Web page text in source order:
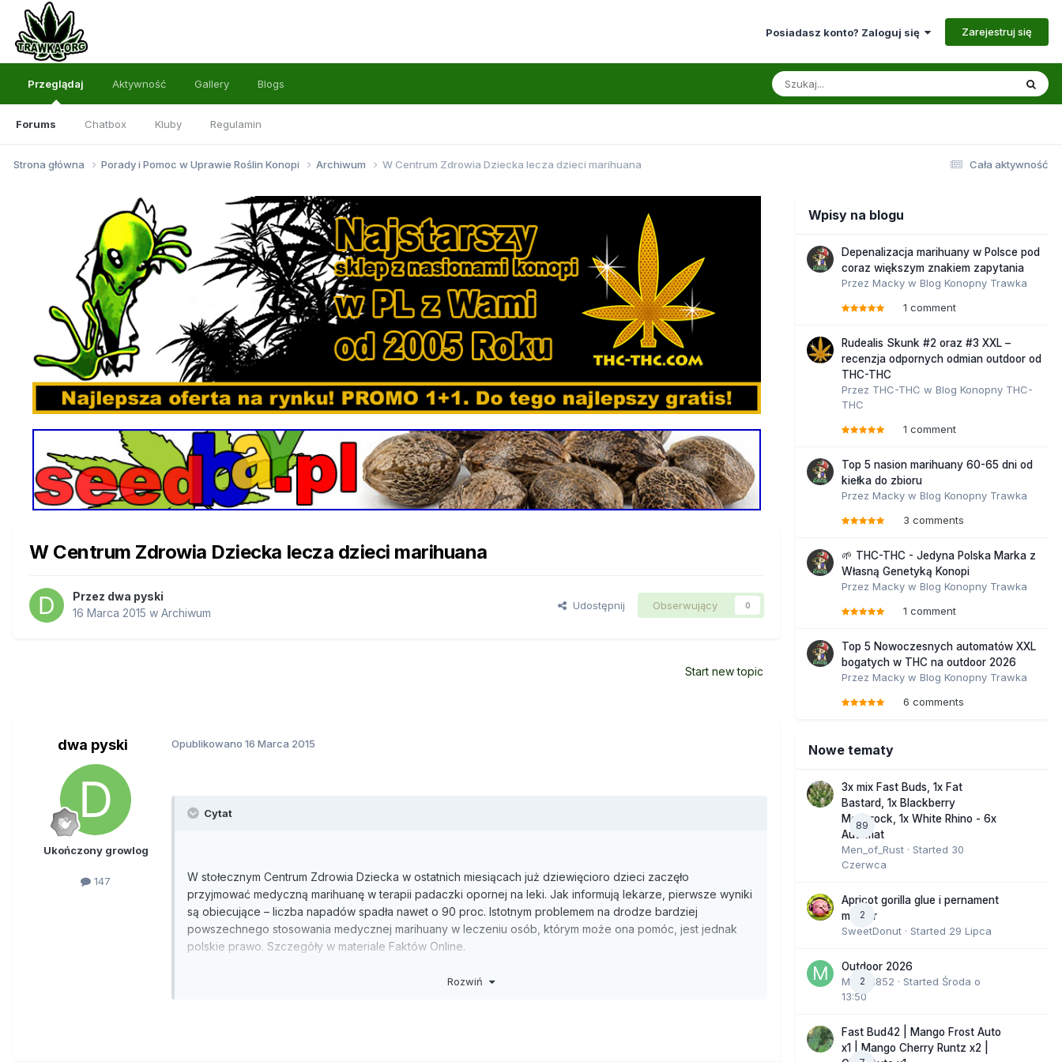
Posiadasz konto? Zaloguj się Zarejestruj się
Przeglądaj
Forums Chatbox Kluby Regulamin
Aktywność Gallery Blogs
Cała aktywność
Strona główna Porady i Pomoc w Uprawie Roślin Konopi Archiwum W Centrum Zdrowia Dziecka lecza dzieci marihuana
W Centrum Zdrowia Dziecka lecza dzieci marihuana
Przez dwa pyski
16 Marca 2015 w Archiwum
Udostępnij Obserwujący 0
Start new topic
dwa pyski
Ukończony growlog
147
Opublikowano 16 Marca 2015
Cytat
W stołecznym Centrum Zdrowia Dziecka w ostatnich miesiącach już dziewięcioro dzieci zaczęło
przyjmować medyczną marihuanę w terapii padaczki opornej na leki. Jak informują lekarze, pierwsze wyniki
są obiecujące – liczba napadów spadła nawet o 90 proc. Istotnym problemem na drodze bardziej
powszechnego stosowania medycznej marihuany w leczeniu osób, którym może ona pomóc, jest jednak
polskie prawo. Szczegóły w materiale Faktów Online.
Neurolog z Kliniki Neurologii i Epileptologii Instytutu "Pomnik-Centrum Zdrowia Dziecka" dr Marek Bachański
Rozwiń
Wpisy na blogu
Depenalizacja marihuany w Polsce pod
coraz większym znakiem zapytania
Przez Macky w Blog Konopny Trawka
1 comment
Rudealis Skunk #2 oraz #3 XXL –
recenzja odpornych odmian outdoor od
THC-THC
Przez THC-THC w Blog Konopny THC-
THC
1 comment
Top 5 nasion marihuany 60-65 dni od
kiełka do zbioru
Przez Macky w Blog Konopny Trawka
3 comments
🌱 THC-THC - Jedyna Polska Marka z
Własną Genetyką Konopi
Przez Macky w Blog Konopny Trawka
1 comment
Top 5 Nowoczesnych automatów XXL
bogatych w THC na outdoor 2026
Przez Macky w Blog Konopny Trawka
6 comments
Nowe tematy
89
3x mix Fast Buds, 1x Fat
Bastard, 1x Blackberry
Moonrock, 1x White Rhino - 6x
Automat
Men_of_Rust · Started 30
Czerwca
2
Apricot gorilla glue i pernament
marker
SweetDonut · Started 29 Lipca
2
Outdoor 2026
Marcel852 · Started Środa o
13:50
Fast Bud42 | Mango Frost Auto
x1 | Mango Cherry Runtz x2 |